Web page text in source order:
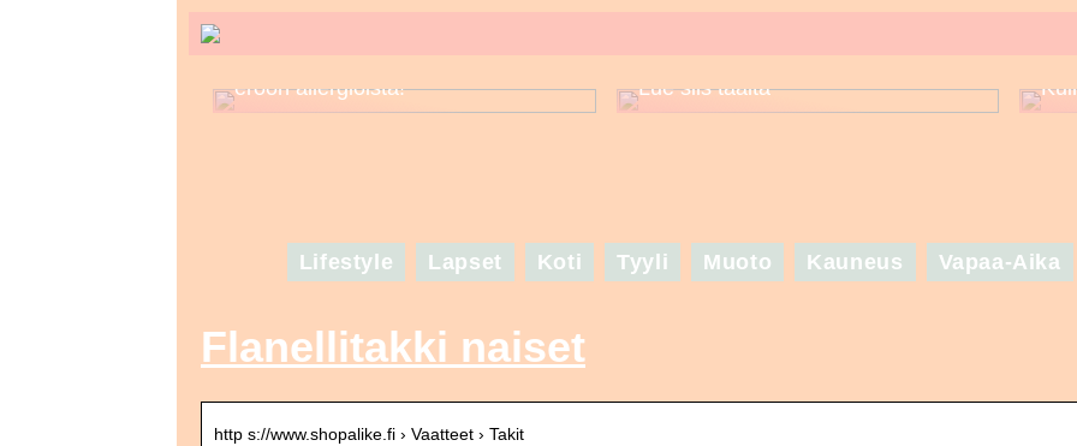
eroon allergioista!
Lue siis täältä
Lifestyle Lapset Koti Tyyli Muoto Kauneus Vapaa-Aika
Flanellitakki naiset
http s://www.shopalike.fi › Vaatteet › Takit